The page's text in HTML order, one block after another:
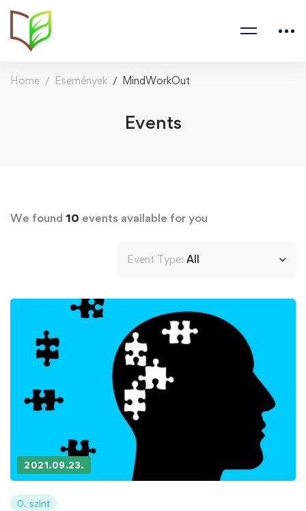
Home Események MindWorkOut
Events
We found 10 events available for you
Event Type: All
2021.09.23.
0. szint